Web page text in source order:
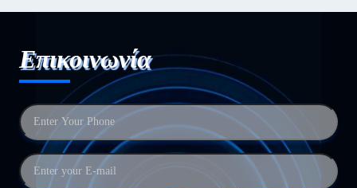
Επικοινωνία